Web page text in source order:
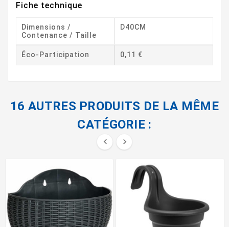
Fiche technique
Dimensions /
Contenance / Taille
D40CM
Éco-Participation 0,11 €
16 AUTRES PRODUITS DE LA MÊME
CATÉGORIE :
 